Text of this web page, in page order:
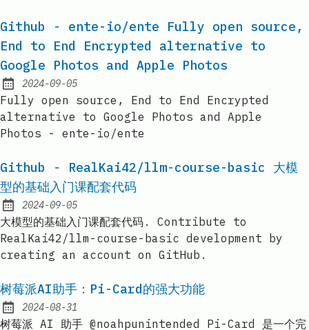
Github - ente-io/ente Fully open source,
End to End Encrypted alternative to
Google Photos and Apple Photos
Published:
2024-09-05
Fully open source, End to End Encrypted
alternative to Google Photos and Apple
Photos - ente-io/ente
Github - RealKai42/llm-course-basic 大模
型的基础入门课配套代码
Published:
2024-09-05
大模型的基础入门课配套代码. Contribute to
RealKai42/llm-course-basic development by
creating an account on GitHub.
树莓派AI助手：Pi-Card的强大功能
Published:
2024-08-31
树莓派 AI 助手 @noahpunintended Pi-Card 是一个完